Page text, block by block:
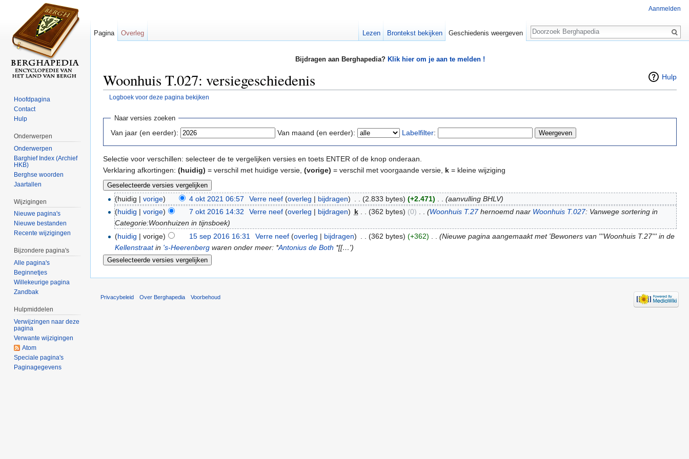
Bijdragen aan Berghapedia? Klik hier om je aan te melden !
Hulp
Woonhuis T.027: versiegeschiedenis
Logboek voor deze pagina bekijken
Naar versies zoeken
Van jaar (en eerder): Van maand (en eerder): Labelfilter:
Selectie voor verschillen: selecteer de te vergelijken versies en toets ENTER of de knop onderaan.
Verklaring afkortingen: (huidig) = verschil met huidige versie, (vorige) = verschil met voorgaande versie, k = kleine wijziging
(huidig |vorige) 4 okt 2021 06:57 Verre neef (overleg | bijdragen) (2.833 bytes) (+2.471)
(aanvulling BHLV)
(huidig |vorige) 7 okt 2016 14:32 Verre neef (overleg | bijdragen) k . . (362 bytes) (0) . . (Woonhuis T.27hernoemd naar Woonhuis T.027: Vanwege sortering in
Categorie:Woonhuizen in tijnsboek)
(huidig | vorige) 15 sep 2016 16:31 Verre neef (overleg | bijdragen) (362 bytes) (+362)
(Nieuwe pagina aangemaakt met 'Bewoners van '''Woonhuis T.27''' in de
Kellenstraatin 's-Heerenberg waren onder meer: *Antonius de Both *[[…')
Aanmelden
Pagina Overleg Lezen Brontekst bekijken Geschiedenis weergeven
Zoeken
Hoofdpagina
Contact
Hulp
Onderwerpen
Onderwerpen
Barghief Index (Archief
HKB)
Berghse woorden
Jaartallen
Wijzigingen
Nieuwe pagina's
Nieuwe bestanden
Recente wijzigingen
Bijzondere pagina's
Alle pagina's
Beginnetjes
Willekeurige pagina
Zandbak
Hulpmiddelen
Verwijzingen naar deze
pagina
Verwante wijzigingen
Atom
Speciale pagina's
Paginagegevens
Privacybeleid Over Berghapedia Voorbehoud